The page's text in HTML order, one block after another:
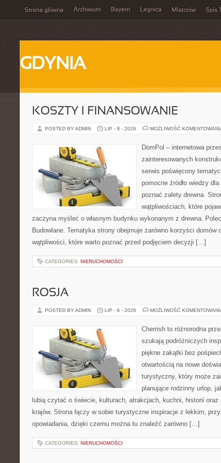
Strona główna Archiwum Bayern Legnica Mistrzów Spis
GDYNIA
KOSZTY I FINANSOWANIE
POSTED BY ADMIN LIP - 8 - 2026 MOŻLIWOŚĆ
DomPol – internetowa
zainteresowanych
serwis poświęcony
pomocne źródło wiedzy
poznać zalety drewna.
wątpliwościach, które
zaczyna myśleć o własnym budynku wykonanym z drewna.
Budowlane. Tematyka strony obejmuje zarówno korzyści domów
wątpliwości, które warto poznać przed podjęciem decyzji […]
CATEGORIES: NIERUCHOMOŚCI
ROSJA
POSTED BY ADMIN LIP - 6 - 2026 MOŻLIWOŚĆ
Cherrish to różnorodna
szukają podróżniczych
piękne zakątki bez
otwartością na nowe
turystyczny, który może
planujące rodzinny urlop,
lubią czytać o świecie, kulturach, atrakcjach, kuchni, historii
krajów. Strona łączy w sobie turystyczne inspiracje z lekkim,
opowiadania, dzięki czemu można tu znaleźć zarówno […]
CATEGORIES: NIERUCHOMOŚCI